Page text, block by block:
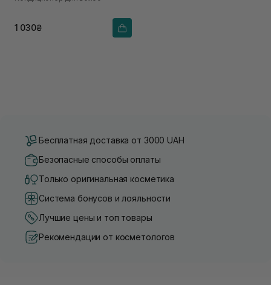
1 030₴
Бесплатная доставка от 3000 UAH
Безопасные способы оплаты
Только оригинальная косметика
Система бонусов и лояльности
Лучшие цены и топ товары
Рекомендации от косметологов